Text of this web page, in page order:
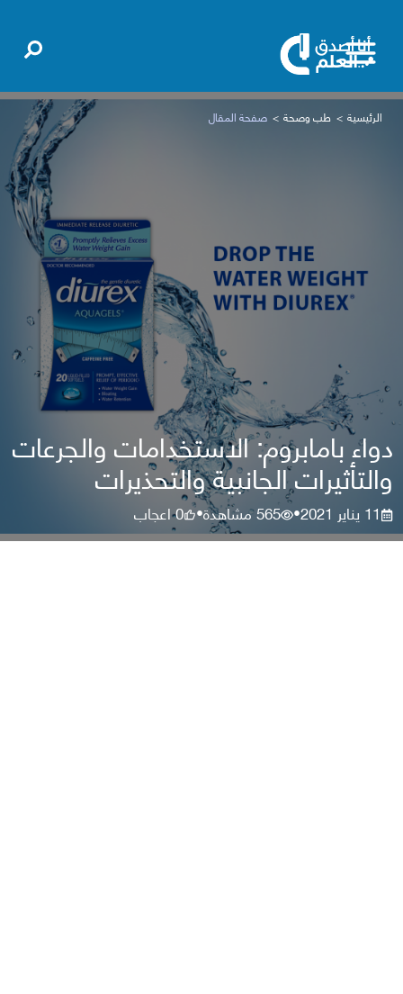
الرئيسية طب وصحة صفحة المقال
دواء بامابروم: الاستخدامات والجرعات
والتأثيرات الجانبية والتحذيرات
11 يناير 2021 •
565مشاهدة•
0اعجاب